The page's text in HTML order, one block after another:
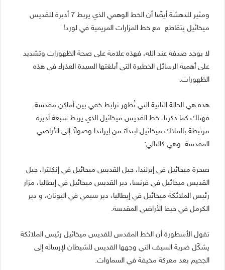
ومثير للدهشة أيضًا أن الخط الوهمي الذي يربط 7 أديرة للقديس
ميخائيل يتقاطع مع خط المزارات المريمية في لورد!
لا يوجد صدفة عند الله، فهذه علامة على صحة الظهورات وتشديد
على أهمية الرسائل الخطيرة التي أبلغتها السيدة العذراء في هذه
الظهورات.
هذه هي الحالة الثانية التي تُظهر ترابط خفي بين أماكن مقدسة.
فهناك كما ذكرنا، خط القديس ميخائيل الذي يربط سبعة أديرة
مرتبطة بالملاك ميخائيل ابتداءً من إيرلندا وصولاً إلى الأراضي
المقدسة. وهي كالتالي:
صخرة ميخائيل في إيرلندا، جبل القديس ميخائيل في إنكلترا، جبل
القديس ميخائيل في فرنسا، دير القديس ميخائيل في إيطاليا، مزار
رئيس الملائكة ميخائيل في إيطاليا، دير سيمي في اليونان، و دير
الكرمل في حيفا الأراضي المقدسة.
تقول الأسطورة أن الخط المقدس للقديس ميخائيل رئيس الملائكة
يشكّل ضربة السيف التي وجهها القديس للشيطان لإرساله إلى
الجحيم بعد معركة مخيفة في السماوات.